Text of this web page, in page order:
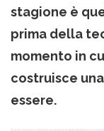
stagione è
prima della
momento in
costruisce
essere.